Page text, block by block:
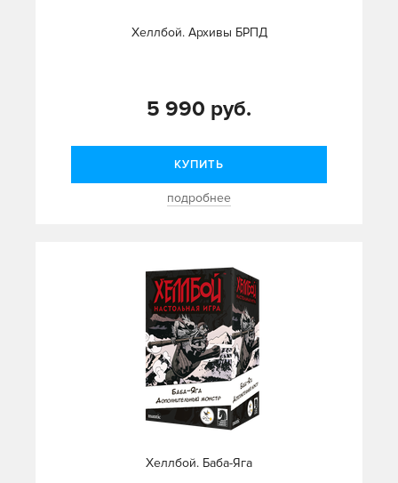
Хеллбой. Архивы БРПД
5 990 руб.
КУПИТЬ
подробнее
Хеллбой. Баба-Яга